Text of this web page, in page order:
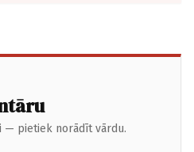
— pietiek norādīt vārdu.